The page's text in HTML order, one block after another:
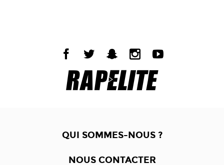
QUI SOMMES-NOUS ?
NOUS CONTACTER